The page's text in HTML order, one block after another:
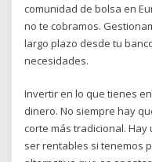
comunidad de bolsa en
no te cobramos.
largo plazo desde tu
necesidades.
Invertir en lo que tienes
dinero. No siempre hay
corte más tradicional.
ser rentables si tenemos